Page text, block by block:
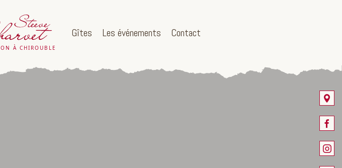
Gîtes Les événements Contact